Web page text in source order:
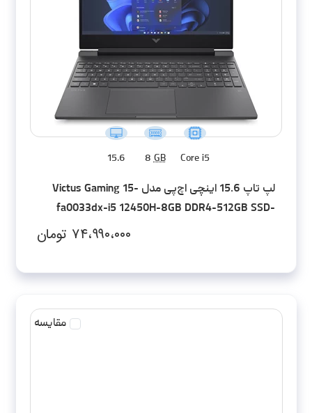
Core i5
8 GB
15.6
لپ تاپ 15.6 اینچی اچ‌پی مدل Victus Gaming 15-
fa0033dx-i5 12450H-8GB DDR4-512GB SSD-
۷۴،۹۹۰،۰۰۰ تومان
مقایسه